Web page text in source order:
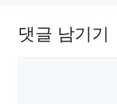
댓글 남기기